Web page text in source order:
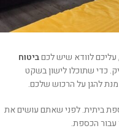
לוודא שיש לכםביטוח
כדי שתוכלו לישון בשקט
להגן על הרכוש שלכם.
ביתית. לפני שאתם עושים את
עבור הכספת.